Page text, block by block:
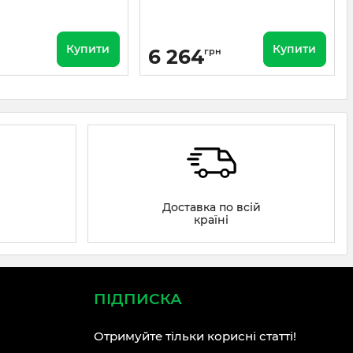
Купити 6 264грн Купити
Доставка по всій
країні
ПІДПИСКА
Отримуйте тільки корисні статті!